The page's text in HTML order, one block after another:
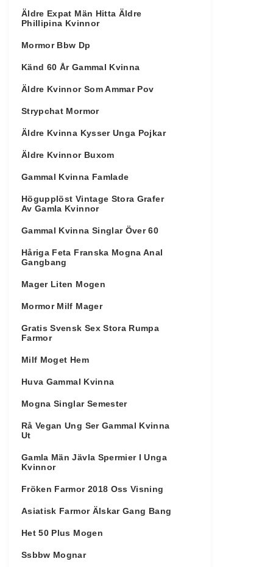
Äldre Expat Män Hitta Äldre
Phillipina Kvinnor
Mormor Bbw Dp
Känd 60 År Gammal Kvinna
Äldre Kvinnor Som Ammar Pov
Strypchat Mormor
Äldre Kvinna Kysser Unga Pojkar
Äldre Kvinnor Buxom
Gammal Kvinna Famlade
Högupplöst Vintage Stora Grafer
Av Gamla Kvinnor
Gammal Kvinna Singlar Över 60
Håriga Feta Franska Mogna Anal
Gangbang
Mager Liten Mogen
Mormor Milf Mager
Gratis Svensk Sex Stora Rumpa
Farmor
Milf Moget Hem
Huva Gammal Kvinna
Mogna Singlar Semester
Rå Vegan Ung Ser Gammal Kvinna
Ut
Gamla Män Jävla Spermier I Unga
Kvinnor
Fröken Farmor 2018 Oss Visning
Asiatisk Farmor Älskar Gang Bang
Het 50 Plus Mogen
Ssbbw Mognar